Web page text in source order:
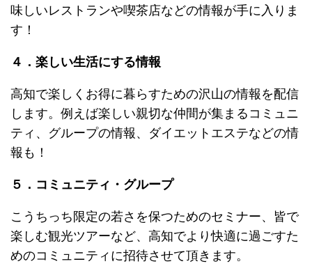
味しいレストランや喫茶店などの情報が手に入りま
す！
４．楽しい生活にする情報
高知で楽しくお得に暮らすための沢山の情報を配信
します。例えば楽しい親切な仲間が集まるコミュニ
ティ、グループの情報、ダイエットエステなどの情
報も！
５．コミュニティ・グループ
こうちっち限定の若さを保つためのセミナー、皆で
楽しむ観光ツアーなど、高知でより快適に過ごすた
めのコミュニティに招待させて頂きます。